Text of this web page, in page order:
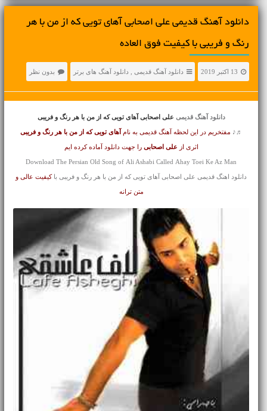
دانلود آهنگ قدیمی علی اصحابی آهای تویی که از من با هر
رنگ و فریبی با کیفیت فوق العاده
13 اکتبر 2019 دانلود آهنگ قدیمی دانلود آهنگ های برتر بدون نظر
دانلود آهنگ قدیمی علی اصحابی آهای تویی که از من با هر رنگ و فریبی
♬♪ مفتخریم در این لحظه آهنگ قدیمی به نام آهای تویی که از من با هر رنگ و فریبی
اثری از علی اصحابی را جهت دانلود آماده کرده ایم
Download The Persian Old Song of Ali Ashabi Called Ahay Toei Ke Az Man
دانلود اهنگ قدیمی علی اصحابی آهای تویی که از من با هر رنگ و فریبی باکیفیت عالی و
متن ترانه